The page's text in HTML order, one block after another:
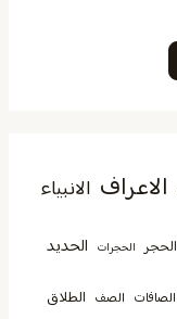
الاعراف الانبياء
الحجر الحجرات الحديد
الصافات الصف الطلاق